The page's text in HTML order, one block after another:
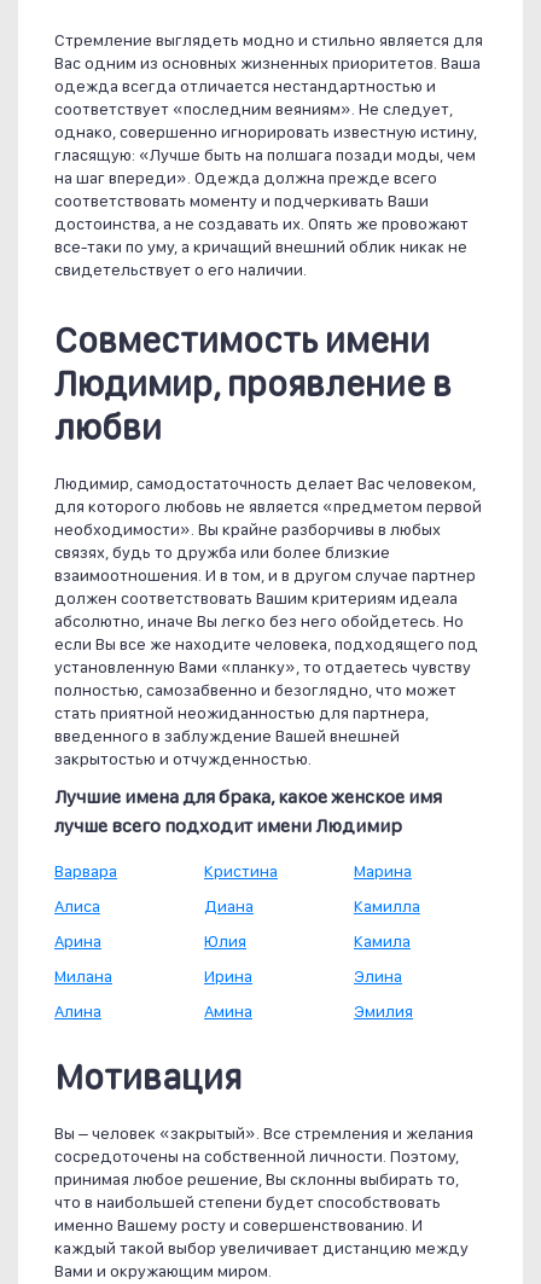
Стремление выглядеть модно и стильно является для
Вас одним из основных жизненных приоритетов. Ваша
одежда всегда отличается нестандартностью и
соответствует «последним веяниям». Не следует,
однако, совершенно игнорировать известную истину,
гласящую: «Лучше быть на полшага позади моды, чем
на шаг впереди». Одежда должна прежде всего
соответствовать моменту и подчеркивать Ваши
достоинства, а не создавать их. Опять же провожают
все-таки по уму, а кричащий внешний облик никак не
свидетельствует о его наличии.
Совместимость имени
Людимир, проявление в
любви
Людимир, самодостаточность делает Вас человеком,
для которого любовь не является «предметом первой
необходимости». Вы крайне разборчивы в любых
связях, будь то дружба или более близкие
взаимоотношения. И в том, и в другом случае партнер
должен соответствовать Вашим критериям идеала
абсолютно, иначе Вы легко без него обойдетесь. Но
если Вы все же находите человека, подходящего под
установленную Вами «планку», то отдаетесь чувству
полностью, самозабвенно и безоглядно, что может
стать приятной неожиданностью для партнера,
введенного в заблуждение Вашей внешней
закрытостью и отчужденностью.
Лучшие имена для брака, какое женское имя
лучше всего подходит имени Людимир
Варвара
Алиса
Арина
Милана
Алина
Кристина
Диана
Юлия
Ирина
Амина
Марина
Камилла
Камила
Элина
Эмилия
Мотивация
Вы – человек «закрытый». Все стремления и желания
сосредоточены на собственной личности. Поэтому,
принимая любое решение, Вы склонны выбирать то,
что в наибольшей степени будет способствовать
именно Вашему росту и совершенствованию. И
каждый такой выбор увеличивает дистанцию между
Вами и окружающим миром.